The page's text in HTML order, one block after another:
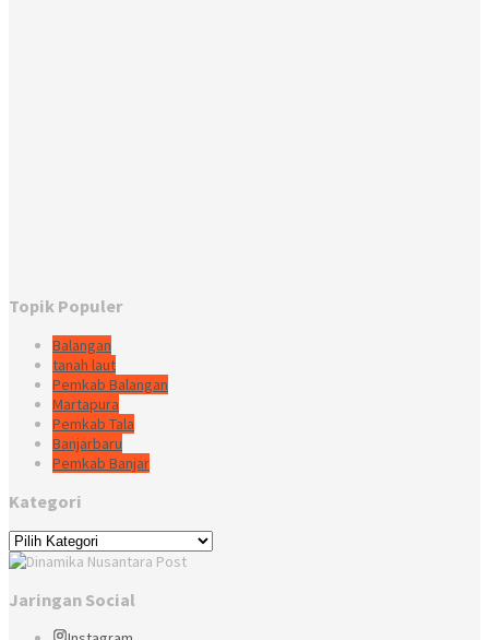
Topik Populer
Balangan
tanah laut
Pemkab Balangan
Martapura
Pemkab Tala
Banjarbaru
Pemkab Banjar
Kategori
Kategori
Jaringan Social